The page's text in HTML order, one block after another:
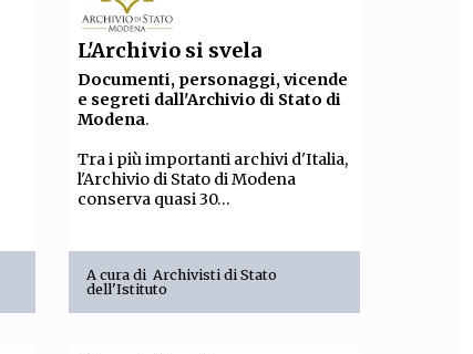
L'Archivio si svela
Documenti, personaggi, vicende
e segreti dall'Archivio di Stato di
Modena.
Tra i più importanti archivi d'Italia,
l'Archivio di Stato di Modena
conserva quasi 30...
A cura diArchivisti di Stato
dell'Istituto